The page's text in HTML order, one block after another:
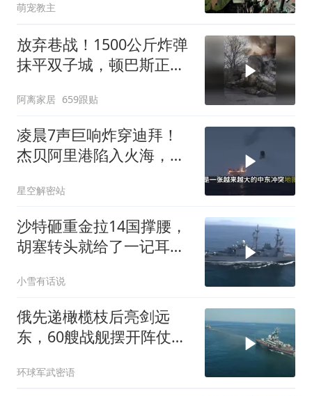
萌宠教主
放弃巷战！1500公斤炸弹
抹平双子城，顿巴斯正变
阿离家居 659跟贴
凌晨7声巨响炸穿迪拜！
杰贝阿里港陷入火海，美
彻底心寒
星空解密站
沙特砸重金拉14国撑腰，
胡塞转头就给了一记耳
了？
小雪有话说
俄先递橄榄枝后亮剑远
东，60艘战舰摆开阵仗，
环球军武密语